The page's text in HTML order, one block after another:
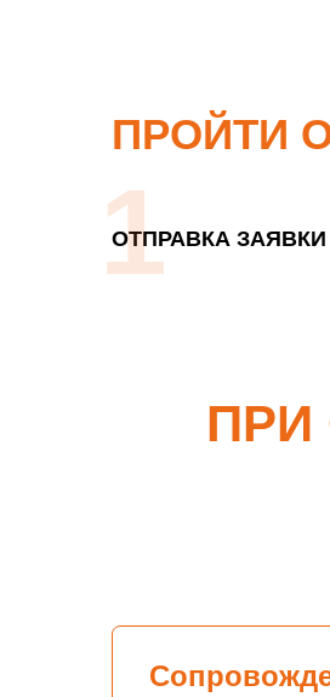
ПРОЙТИ
ОТПРАВКА ЗАЯВКИ
1